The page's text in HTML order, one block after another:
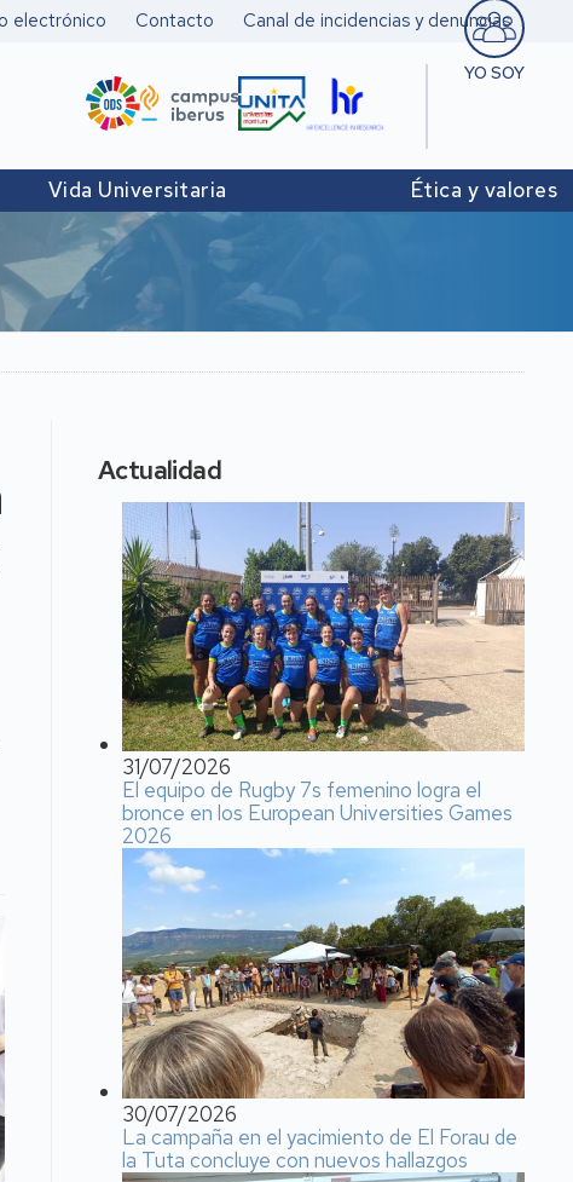
electrónico Contacto Canal de incidencias y denuncias
YO SOY
Pers.
Vida Universitaria Ética y valores
Actualidad
31/07/2026
El equipo de Rugby 7s femenino logra el
bronce en los European Universities Games
2026
30/07/2026
La campaña en el yacimiento de El Forau de
la Tuta concluye con nuevos hallazgos